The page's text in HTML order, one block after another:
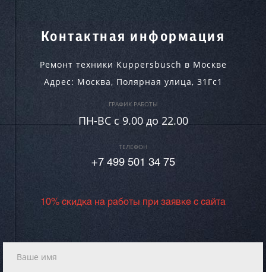
Контактная информация
Ремонт техники Kuppersbusch в Москве
Адрес: Москва, Полярная улица, 31Гс1
ГРАФИК РАБОТЫ
ПН-ВC c 9.00 до 22.00
ТЕЛЕФОН
+7 499 501 34 75
10% скидка на работы при заявке с сайта